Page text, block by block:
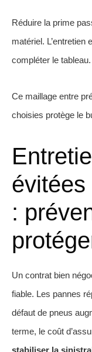
Réduire la prime
matériel. L’entretien
compléter le tableau.
Ce maillage entre
choisies protège le
:
Un contrat bien
fiable. Les pannes
défaut de pneus
terme, le coût